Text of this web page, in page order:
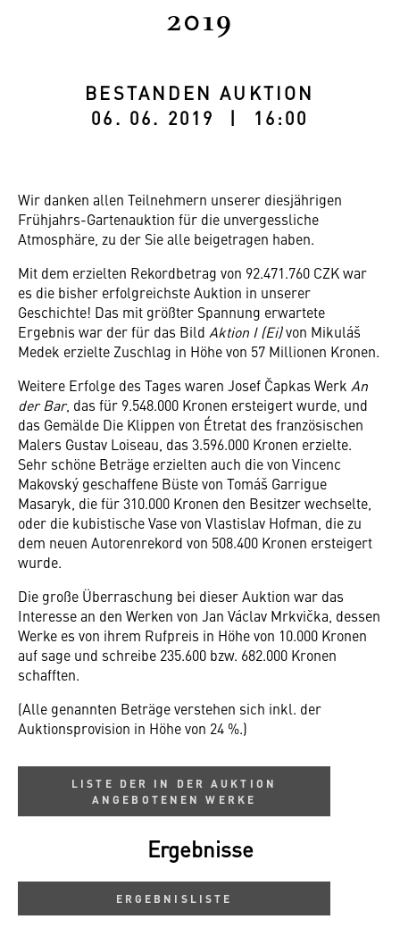
2019
BESTANDEN AUKTION
06. 06. 2019 | 16:00
Wir danken allen Teilnehmern unserer diesjährigen
Frühjahrs-Gartenauktion für die unvergessliche
Atmosphäre, zu der Sie alle beigetragen haben.
Mit dem erzielten Rekordbetrag von 92.471.760 CZK war
es die bisher erfolgreichste Auktion in unserer
Geschichte! Das mit größter Spannung erwartete
Ergebnis war der für das Bild Aktion I (Ei)von Mikuláš
Medek erzielte Zuschlag in Höhe von 57 Millionen Kronen.
Weitere Erfolge des Tages waren Josef Čapkas Werk An
der Bar, das für 9.548.000 Kronen ersteigert wurde, und
das Gemälde Die Klippen von Étretat des französischen
Malers Gustav Loiseau, das 3.596.000 Kronen erzielte.
Sehr schöne Beträge erzielten auch die von Vincenc
Makovský geschaffene Büste von Tomáš Garrigue
Masaryk, die für 310.000 Kronen den Besitzer wechselte,
oder die kubistische Vase von Vlastislav Hofman, die zu
dem neuen Autorenrekord von 508.400 Kronen ersteigert
wurde.
Die große Überraschung bei dieser Auktion war das
Interesse an den Werken von Jan Václav Mrkvička, dessen
Werke es von ihrem Rufpreis in Höhe von 10.000 Kronen
auf sage und schreibe 235.600 bzw. 682.000 Kronen
schafften.
(Alle genannten Beträge verstehen sich inkl. der
Auktionsprovision in Höhe von 24 %.)
LISTE DER IN DER AUKTION
ANGEBOTENEN WERKE
Ergebnisse
ERGEBNISLISTE